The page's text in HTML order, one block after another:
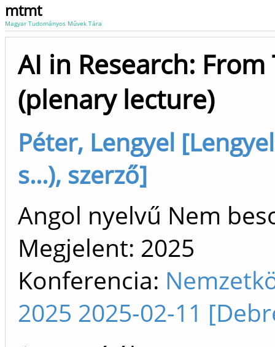
mtmt
Magyar Tudományos Művek Tára
AI in Research:
(plenary lecture)
Péter, Lengyel
s...), szerző]
Angol nyelvű Nem
Megjelent: 2025
Konferencia:
2025 2025-02-11